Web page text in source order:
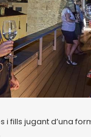
i fills jugant d’una